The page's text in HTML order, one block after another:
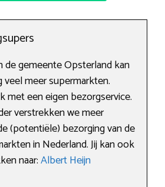
de gemeente Opsterland kan
meer supermarkten.
met een eigen bezorgservice.
verstrekken we meer
(potentiële) bezorging van de
in Nederland. Jij kan ook
naar:Albert Heijn